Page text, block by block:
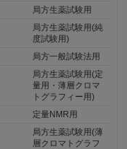
局方生薬試験用
局方生薬試験用(純
度試験用)
局方一般試験法用
局方生薬試験用(定
量用・薄層クロマ
トグラフィー用)
定量NMR用
局方生薬試験用(薄
層クロマトグラフ